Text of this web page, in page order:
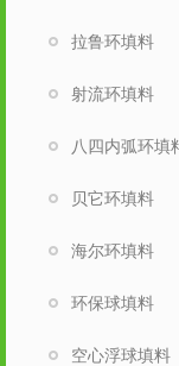
拉鲁环填料
射流环填料
八四内弧环填
贝它环填料
海尔环填料
环保球填料
空心浮球填料